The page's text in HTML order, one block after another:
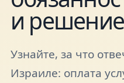
Специалисты
Города
и
Узнайте, за что
Израиле: оплата